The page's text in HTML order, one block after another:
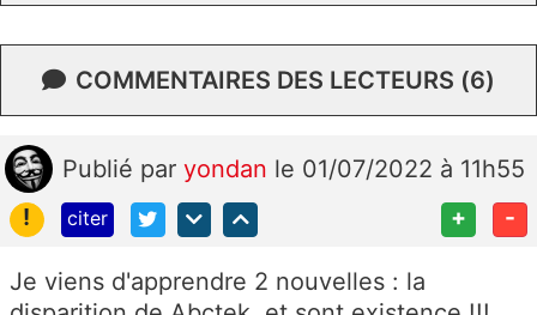
COMMENTAIRES DES LECTEURS (6)
Publié par yondan le 01/07/2022 à 11h55
!
citer + -
Je viens d'apprendre 2 nouvelles : la